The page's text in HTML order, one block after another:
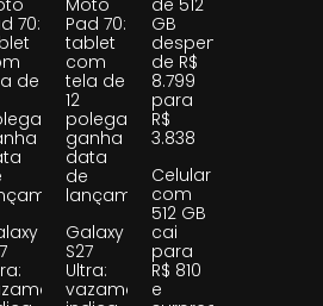
70:
de
Pad 70:
tablet
com
tela de
12
polegadas
ganha
data
de
lançamento
Galaxy
S27
Ultra:
vazamento
GB
despenca
de R$
8.799
para
R$
3.838
Celular
com
512 GB
cai
para
R$ 810
e